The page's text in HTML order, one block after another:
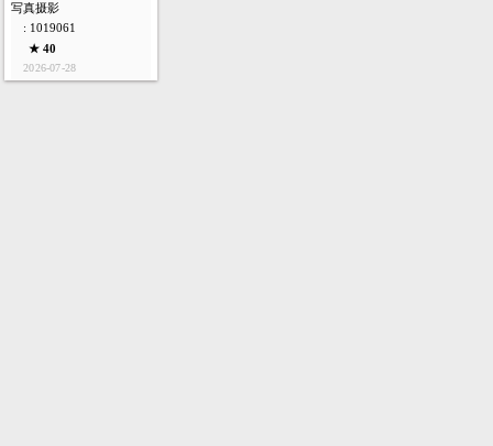
写真摄影
: 1019061
★ 40
2026-07-28